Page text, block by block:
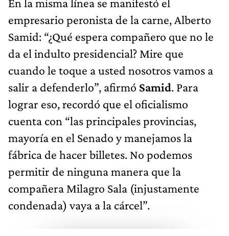
empresario peronista de la carne, Alberto
Samid: “¿Qué espera compañero que no le
da el indulto presidencial? Mire que
cuando le toque a usted nosotros vamos a
salir a defenderlo”, afirmó Samid. Para
lograr eso, recordó que el oficialismo
cuenta con “las principales provincias,
mayoría en el Senado y manejamos la
fábrica de hacer billetes. No podemos
permitir de ninguna manera que la
compañera Milagro Sala (injustamente
condenada) vaya a la cárcel”.